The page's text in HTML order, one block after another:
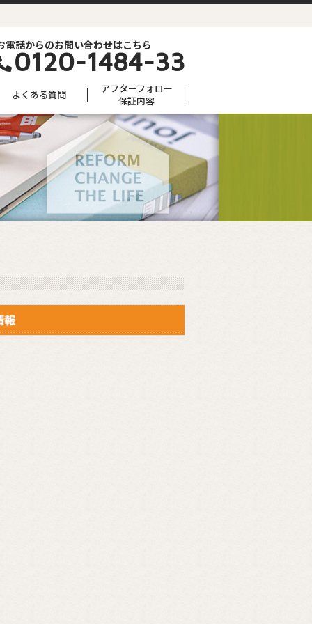
電話からのお問い合わせはこちら
0120-1484-33
よくある質問
アフターフォロー
保証内容